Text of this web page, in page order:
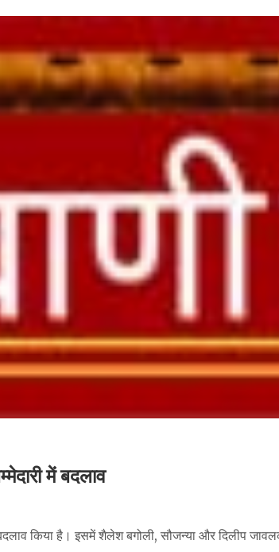
में बदलाव
किया है। इसमें शैलेश बगोली, सौजन्या और दिलीप